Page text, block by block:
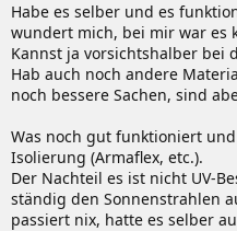
Habe es selber und es
wundert mich, bei mir war es
Kannst ja vorsichtshalber bei
Hab auch noch andere
noch bessere Sachen, sind
Was noch gut funktioniert
Isolierung (Armaflex, etc.).
Der Nachteil es ist nicht UV-
ständig den Sonnenstrahlen
passiert nix, hatte es selber